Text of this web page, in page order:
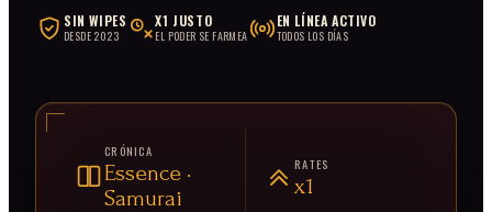
SIN WIPES
DESDE 2023
X1 JUSTO
EL PODER SE FARMEA
EN LÍNEA ACTIVO
TODOS LOS DÍAS
CRÓNICA
Essence ·
Samurai
RATES
x1